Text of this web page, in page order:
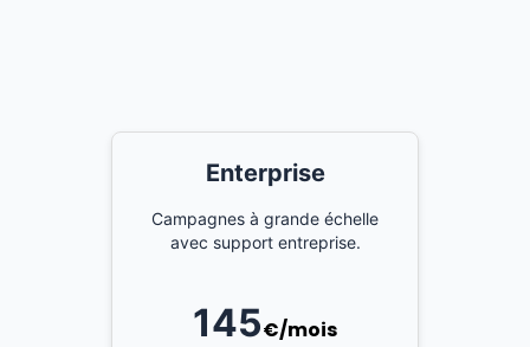
Enterprise
Campagnes à grande échelle
avec support entreprise.
145€/mois